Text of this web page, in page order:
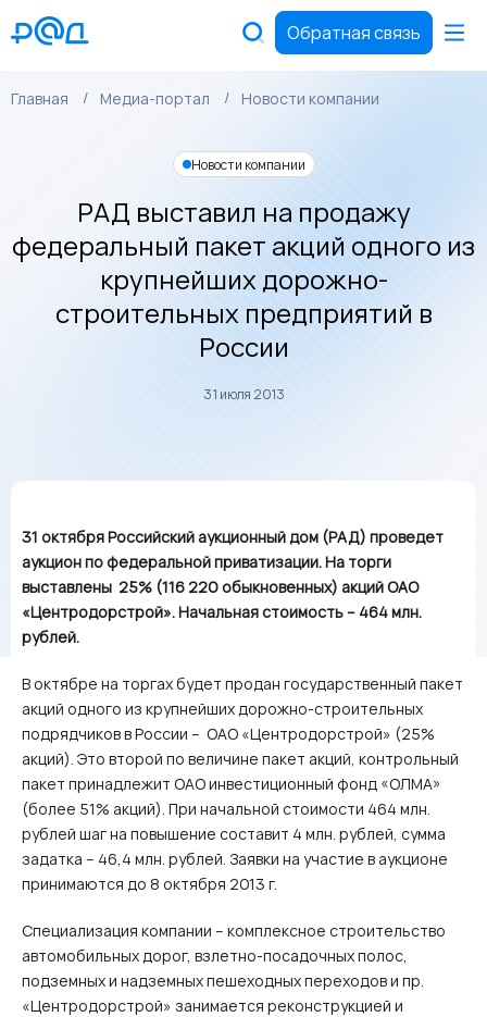
Обратная связь
Главная Медиа-портал Новости компании
Новости компании
РАД выставил на продажу
федеральный пакет акций одного из
крупнейших дорожно-
строительных предприятий в
России
31 июля 2013
31 октября Российский аукционный дом (РАД) проведет
аукцион по федеральной приватизации. На торги
выставлены 25% (116 220 обыкновенных) акций ОАО
«Центродорстрой». Начальная стоимость – 464 млн.
рублей.
В октябре на торгах будет продан государственный пакет
акций одного из крупнейших дорожно-строительных
подрядчиков в России – ОАО «Центродорстрой» (25%
акций). Это второй по величине пакет акций, контрольный
пакет принадлежит ОАО инвестиционный фонд «ОЛМА»
(более 51% акций). При начальной стоимости 464 млн.
рублей шаг на повышение составит 4 млн. рублей, сумма
задатка – 46,4 млн. рублей. Заявки на участие в аукционе
принимаются до 8 октября 2013 г.
Специализация компании – комплексное строительство
автомобильных дорог, взлетно-посадочных полос,
подземных и надземных пешеходных переходов и пр.
«Центродорстрой» занимается реконструкцией и